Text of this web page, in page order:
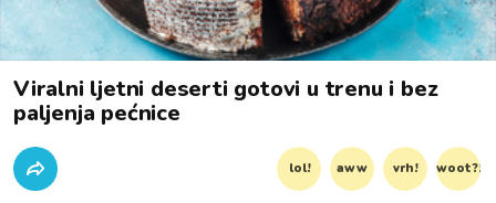
Viralni ljetni deserti gotovi u trenu i bez
paljenja pećnice
lol! aww vrh! woot?!